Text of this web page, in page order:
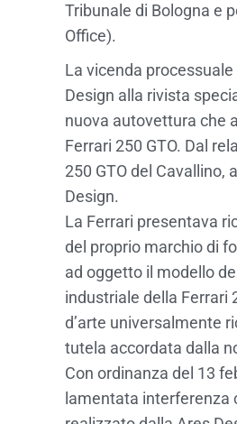
Tribunale di Bologna e
Office).
La vicenda
Design alla rivista
nuova autovettura che
Ferrari 250 GTO. Dal
250 GTO del
Design.
La Ferrari presentava
del proprio marchio di
ad oggetto il modello
industriale della Ferrari
d’arte universalmente
tutela accordata dalla
Con ordinanza del 13
lamentata interferenza